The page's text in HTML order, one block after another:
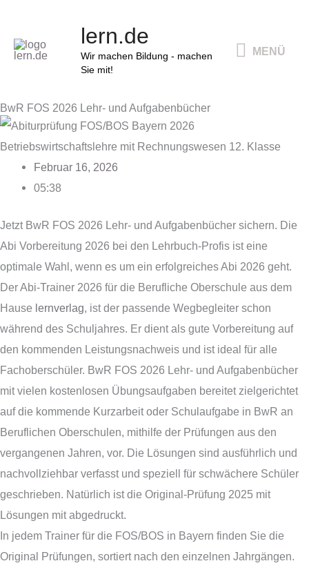
springen
lern.de
Wir machen Bildung - machen
Sie mit!
MENÜ
BwR FOS 2026 Lehr- und Aufgabenbücher
Februar 16, 2026
05:38
Jetzt BwR FOS 2026 Lehr- und Aufgabenbücher sichern. Die
Abi Vorbereitung 2026 bei den Lehrbuch-Profis ist eine
optimale Wahl, wenn es um ein erfolgreiches Abi 2026 geht.
Der Abi-Trainer 2026 für die Berufliche Oberschule aus dem
Hause lernverlag, ist der passende Wegbegleiter schon
während des Schuljahres. Er dient als gute Vorbereitung auf
den kommenden Leistungsnachweis und ist ideal für alle
Fachoberschüler. BwR FOS 2026 Lehr- und Aufgabenbücher
mit vielen kostenlosen Übungsaufgaben bereitet zielgerichtet
auf die kommende Kurzarbeit oder Schulaufgabe in BwR an
Beruflichen Oberschulen, mithilfe der Prüfungen aus den
vergangenen Jahren, vor. Die Lösungen sind ausführlich und
nachvollziehbar verfasst und speziell für schwächere Schüler
geschrieben. Natürlich ist die Original-Prüfung 2025 mit
Lösungen mit abgedruckt.
In jedem Trainer für die FOS/BOS in Bayern finden Sie die
Original Prüfungen, sortiert nach den einzelnen Jahrgängen.